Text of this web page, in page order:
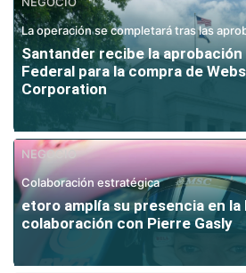
La operación se completará tras las
Santander recibe la aprobación
Federal para la compra de
Corporation
NEGOCIO
Colaboración estratégica
etoro amplía su presencia en la
colaboración con Pierre Gasly